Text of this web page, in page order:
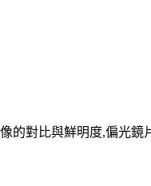
對比與鮮明度,偏光